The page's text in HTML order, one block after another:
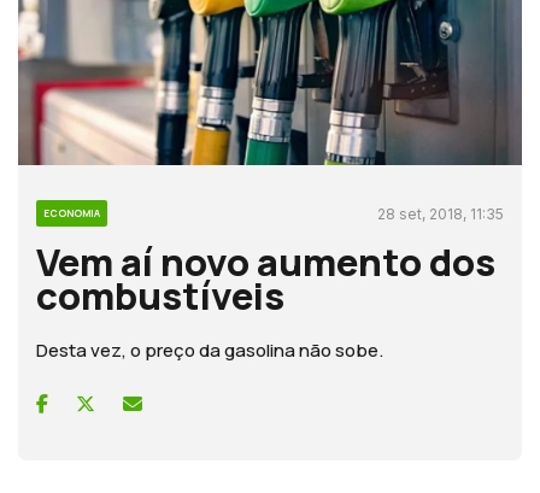
ECONOMIA 28 set, 2018, 11:35
Vem aí novo aumento dos
combustíveis
Desta vez, o preço da gasolina não sobe.